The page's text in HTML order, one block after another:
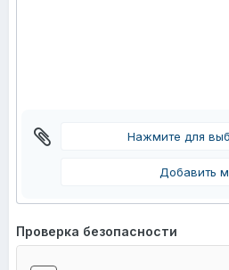
Нажмите для
Добавить
Проверка безопасности